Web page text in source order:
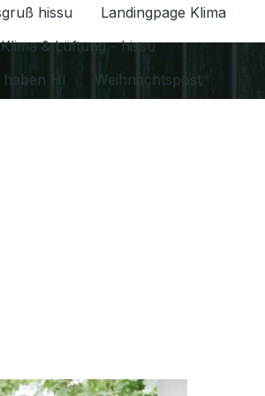
umschalten
hissu
Landingpage Klima
Klima & Lüftung - hissu
HI
Weihnachtspost